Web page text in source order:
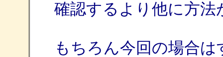
確認するより他に方
もちろん今回の場合